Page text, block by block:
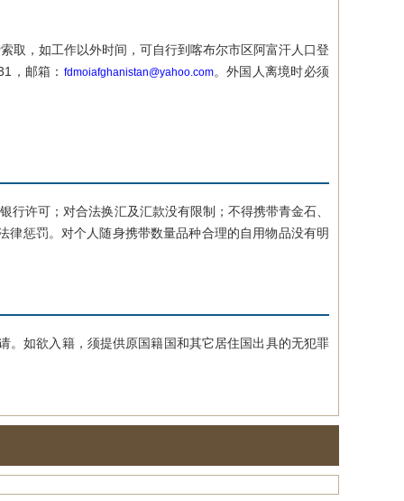
，如工作以外时间，可自行到喀布尔市区阿富汗人口登
，邮箱： fdmoiafghanistan@yahoo.com。外国人离境时必须
许可；对合法换汇及汇款没有限制；不得携带青金石、
惩罚。对个人随身携带数量品种合理的自用物品没有明
如欲入籍，须提供原国籍国和其它居住国出具的无犯罪